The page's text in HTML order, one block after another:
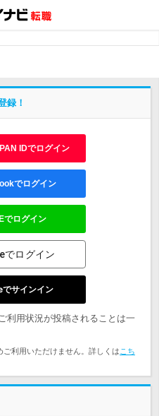
録！
IDでログイン
でログイン
でログイン
でログイン
サインイン
利用状況が投稿されることは一
利用いただけません。詳しくは こち